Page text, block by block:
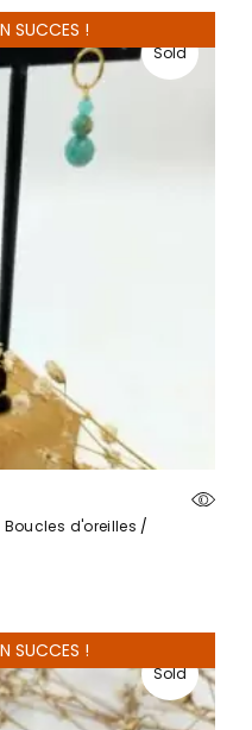
SUCCES !
Sold
Boucles d'oreilles
SUCCES !
Sold